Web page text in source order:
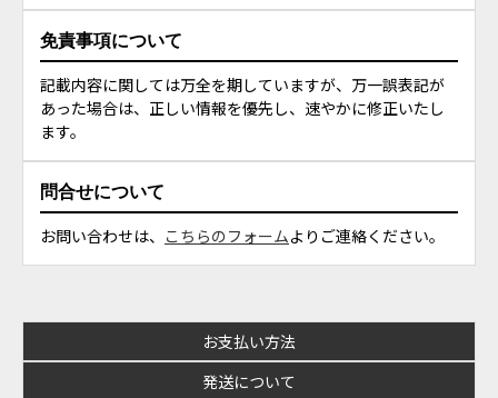
免責事項について
記載内容に関しては万全を期していますが、万一誤表記が
あった場合は、正しい情報を優先し、速やかに修正いたし
ます。
問合せについて
お問い合わせは、 こちらのフォームよりご連絡ください。
お支払い方法
発送について